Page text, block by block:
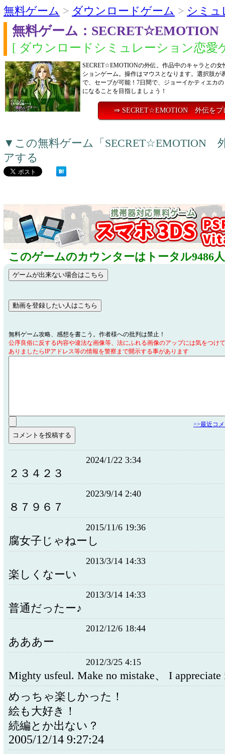
無料ゲーム > ダウンロードゲーム > シミュ
無料ゲーム：
[ ダウンロードシミュレーション恋愛
SECRET☆EMOTIONの外伝。作品中のキャラとの女
ションゲーム。操作はマウスとなります。選択肢が
で、セーブが可能！7日間で、ジョーイかティエカ
になることを目指しましょう！
⇒ SECRET☆EMOTION 外伝をプ
▼この無料ゲーム「SECRET☆EMOTION
アする
このゲームのカウンターはトータル9486
無料ゲーム攻略、感想を書こう。作者様への批判は禁止！
公序良俗に反する内容や違法な画像等、法にふれる画像のアップには気をつけ
ありましたらIPアドレス等の情報を警察まで開示する事があります
>>最近コ
2024/1/22 3:34
２３４２３
2023/9/14 2:40
８７９６７
2015/11/6 19:36
腐女子じゃねーし
2013/3/14 14:33
楽しくなーい
2013/3/14 14:33
普通だったー♪
2012/12/6 18:44
あああー
2012/3/25 4:15
Mighty usfeul. Make no mistake、 I appreciate
めっちゃ楽しかった！
絵も大好き！
続編とか出ない？
2005/12/14 9:27:24